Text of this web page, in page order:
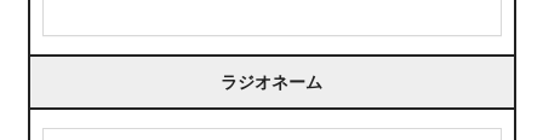
ラジオネーム